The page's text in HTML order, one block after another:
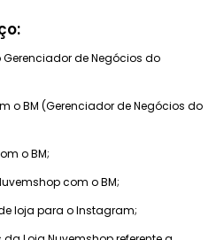
de Negócios do
o BM (Gerenciador de Negócios do
o BM;
com o BM;
loja para o Instagram;